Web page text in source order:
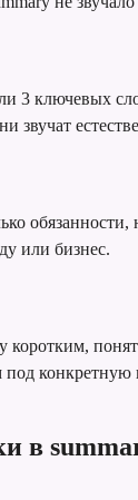
3 ключевых
звучат
или бизнес.
коротким,
конкретную
в